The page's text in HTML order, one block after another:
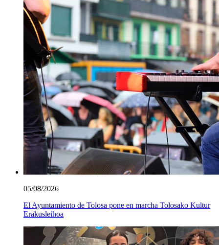
05/08/2026
El Ayuntamiento de Tolosa pone en marcha Tolosako Kultur
Erakusleihoa